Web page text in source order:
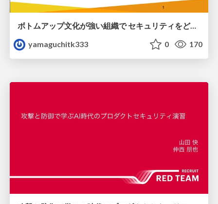
ボトムアップ文化が強い組織で セキュリティをどう根付かせていくかの現在進行形の話 / Making Security Stick in a Bottom-Up Organization
yamaguchitk333
0 170